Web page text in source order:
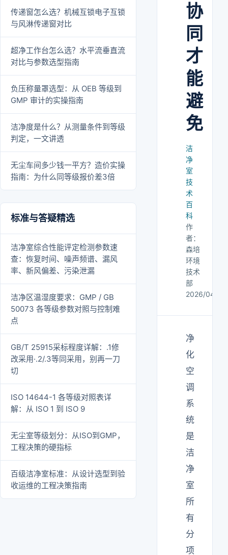
传递窗怎么选？机械互锁电子互锁
与风淋传递窗对比
超净工作台怎么选？水平流垂直流
对比与参数选型指南
负压称量罩选型：从 OEB 等级到
GMP 审计的实操指南
洁净度是什么？从测量条件到等级
判定，一文讲透
无尘车间多少钱一平方？造价实操
指南：为什么同等级报价差3倍
标准与答疑精选
洁净室综合性能评定检测参数速
查：恢复时间、噪声频谱、漏风
率、新风偏差、污染泄漏
洁净区温湿度要求：GMP / GB
50073 各等级参数对照与控制难
点
GB/T 25915采标程度详解：.1修
改采用·.2/.3等同采用，别再一刀
切
ISO 14644-1 各等级对照表详
解：从 ISO 1 到 ISO 9
无尘室等级划分：从ISO到GMP，
工程决策的硬指标
百级洁净室标准：从设计选型到验
收运维的工程决策指南
协
同
才
能
避
免
洁
净
室
技
术
百
科
作
者：
森培
环境
技术
部
2026/04/14
净
化
空
调
系
统
是
洁
净
室
所
有
分
项